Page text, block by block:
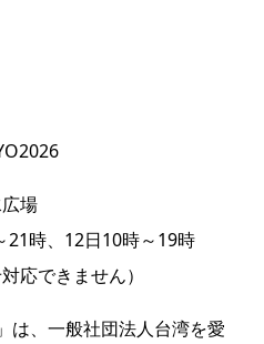
場
21時、12日10時～19時
応できません）
、一般社団法人台湾を愛